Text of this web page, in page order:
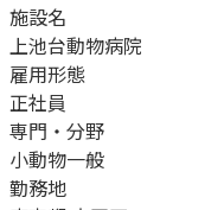
施設名
上池台動物病院
雇用形態
正社員
専門・分野
小動物一般
勤務地